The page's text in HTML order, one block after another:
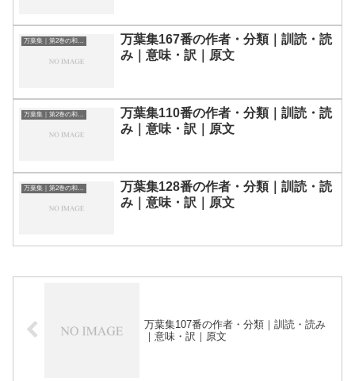
万葉集｜第2巻の和歌一覧
万葉集167番の作者・分類｜訓読・読
み｜意味・訳｜原文
万葉集｜第2巻の和歌一覧
万葉集110番の作者・分類｜訓読・読
み｜意味・訳｜原文
万葉集128番の作者・分類｜訓読・読
み｜意味・訳｜原文
万葉集107番の作者・分類｜訓読・読み
｜意味・訳｜原文